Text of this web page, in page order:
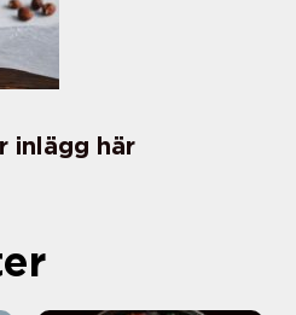
inlägg här